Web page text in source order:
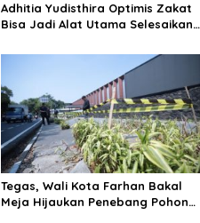
Adhitia Yudisthira Optimis Zakat
Bisa Jadi Alat Utama Selesaikan
Tegas, Wali Kota Farhan Bakal
Meja Hijaukan Penebang Pohon